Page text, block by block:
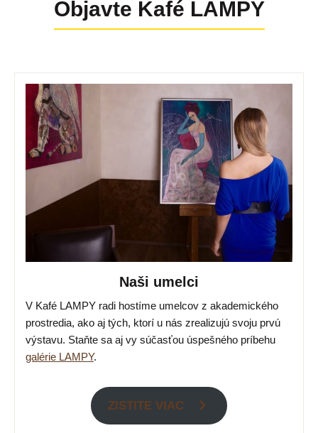
Objavte Kafé LAMPY
Naši umelci
V Kafé LAMPY radi hostíme umelcov z akademického
prostredia, ako aj tých, ktorí u nás zrealizujú svoju prvú
výstavu. Staňte sa aj vy súčasťou úspešného príbehu
galérie LAMPY.
ZISTITE VIAC